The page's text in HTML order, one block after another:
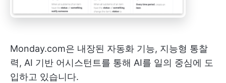
Monday.com은 내장된 자동화 기능, 지능형 통찰
력, AI 기반 어시스턴트를 통해 AI를 일의 중심에 도
입하고 있습니다.